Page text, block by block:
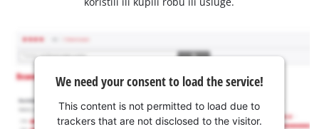
We need your consent to load the service!
This content is not permitted to load due to
trackers that are not disclosed to the visitor.